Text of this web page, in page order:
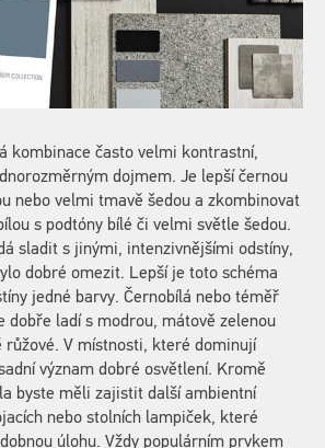
kombinace často velmi kontrastní,
dojmem. Je lepší černou
nebo velmi tmavě šedou a zkombinovat
s podtóny bílé či velmi světle šedou.
sladit s jinými, intenzivnějšími odstíny,
dobré omezit. Lepší je toto schéma
jedné barvy. Černobílá nebo téměř
dobře ladí s modrou, mátově zelenou
růžové. V místnosti, které dominují
význam dobré osvětlení. Kromě
byste měli zajistit další ambientní
nebo stolních lampiček, které
úlohu. Vždy populárním prvkem